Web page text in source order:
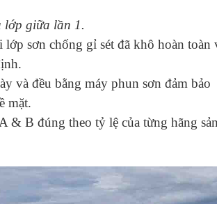
lớp giữa lần 1.
sơn chống gỉ sét đã khô hoàn toàn
và đều bằng máy phun sơn đảm bảo
mặt.
& B đúng theo tỷ lệ của từng hãng